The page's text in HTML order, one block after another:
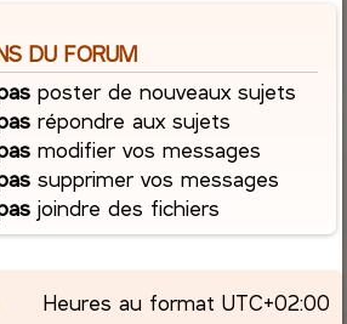
DU FORUM
poster de nouveaux sujets
répondre aux sujets
modifier vos messages
supprimer vos messages
joindre des fichiers
Heures au format UTC+02:00